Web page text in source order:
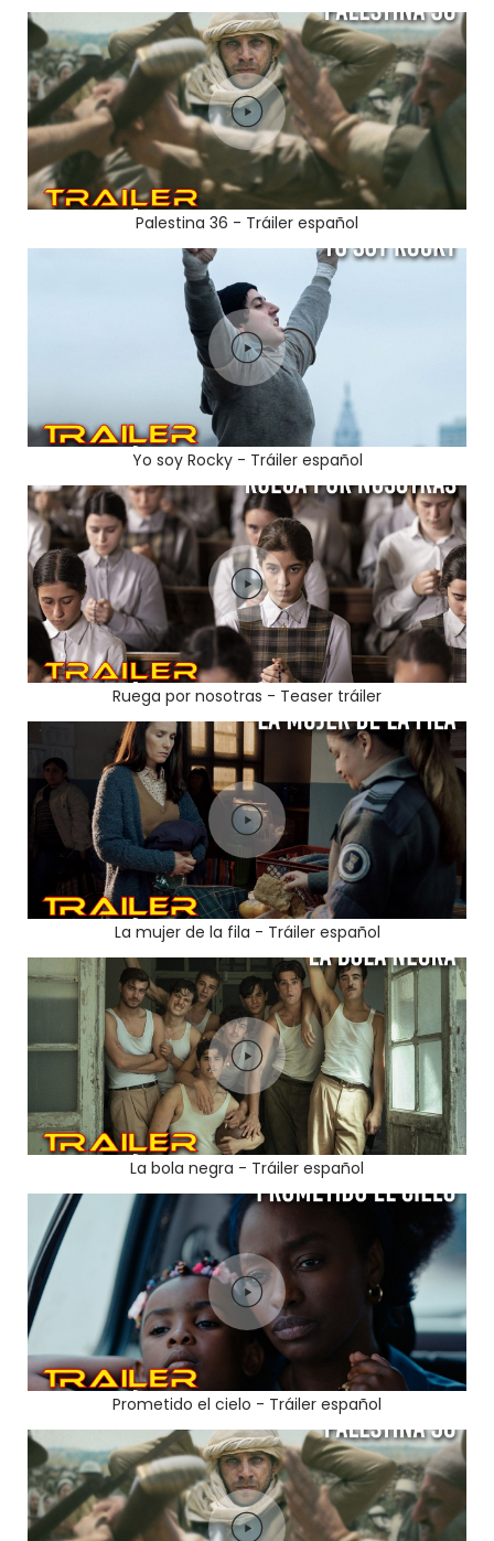
Palestina 36 - Tráiler español
Yo soy Rocky - Tráiler español
Ruega por nosotras - Teaser tráiler
La mujer de la fila - Tráiler español
La bola negra - Tráiler español
Prometido el cielo - Tráiler español